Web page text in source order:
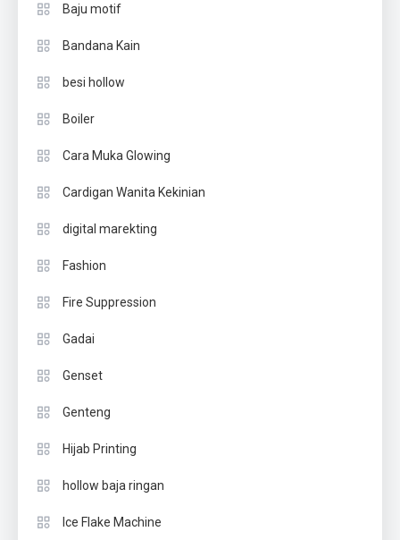
Baju motif
Bandana Kain
besi hollow
Boiler
Cara Muka Glowing
Cardigan Wanita Kekinian
digital marekting
Fashion
Fire Suppression
Gadai
Genset
Genteng
Hijab Printing
hollow baja ringan
Ice Flake Machine